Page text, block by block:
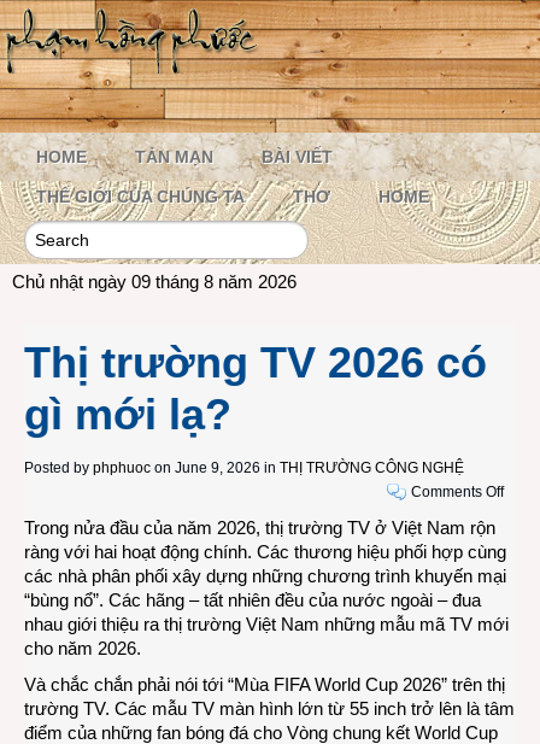
HOME TẢN MẠN BÀI VIẾT
THẾ GIỚI CỦA CHÚNG TA THƠ HOME
Chủ nhật ngày 09 tháng 8 năm 2026
Thị trường TV 2026 có
gì mới lạ?
Posted by phphuoc on June 9, 2026 in THỊ TRƯỜNG CÔNG NGHỆ
Comments Offon
TV
2026
gì
lạ?
Trong nửa đầu của năm 2026, thị trường TV ở Việt Nam rộn
ràng với hai hoạt động chính. Các thương hiệu phối hợp cùng
các nhà phân phối xây dựng những chương trình khuyến mại
“bùng nổ”. Các hãng – tất nhiên đều của nước ngoài – đua
nhau giới thiệu ra thị trường Việt Nam những mẫu mã TV mới
cho năm 2026.
Và chắc chắn phải nói tới “Mùa FIFA World Cup 2026” trên thị
trường TV. Các mẫu TV màn hình lớn từ 55 inch trở lên là tâm
điểm của những fan bóng đá cho Vòng chung kết World Cup